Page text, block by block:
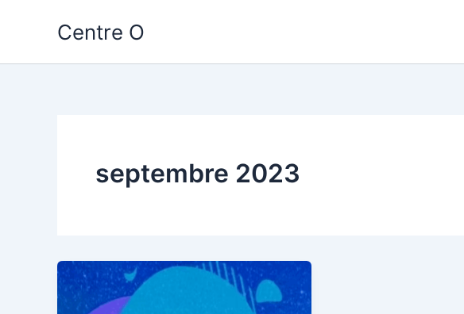
Centre O
septembre 2023